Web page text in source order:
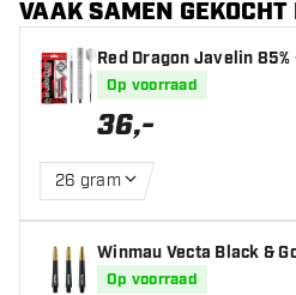
VAAK SAMEN GEKOCHT
Red Dragon Javelin
Op voorraad
36,-
26 gram
Winmau Vecta Black &
afts
Op voorraad